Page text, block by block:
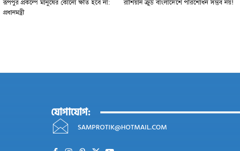
রূপপুর প্রকল্পে মানুষের কোনো ক্ষতি হবে না:
প্রধানমন্ত্রী
রাশিয়ান ক্রুড বাংলাদেশে পরিশোধন সম্ভব নয়!
যোগাযোগ:
SAMPROTIK@HOTMAIL.COM